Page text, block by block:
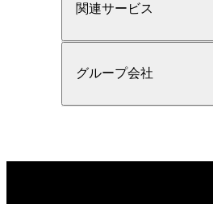
関連サービス
グループ会社